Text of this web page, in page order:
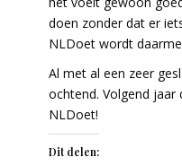
doen zonder dat er
NLDoet wordt
Al met al een zeer
ochtend. Volgend jaar
NLDoet!
Dit delen: